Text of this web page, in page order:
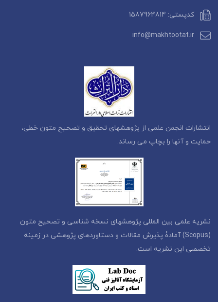
کدپستی: 1587964814
info@makhtootat.ir
انتشارات انجمن علمی از پژوهشهای تحقیق و تصحیح متون خطی،
حمایت و آنها را بچاپ می رساند.
نشریه علمی بین المللی پژوهشهای نسخه شناسی و تصحیح متون
(Scopus) آمادۀ پذیرش مقالات و دستاوردهای پژوهشی در زمینه
تخصصی این نشریه است.